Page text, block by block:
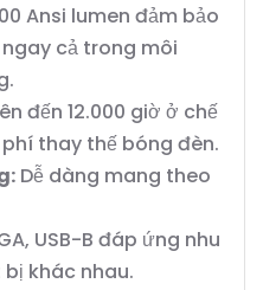
Ansi lumen đảm bảo
cả trong môi
đến 12.000 giờ ở chế
thay thế bóng đèn.
Dễ dàng mang theo
USB-B đáp ứng nhu
bị khác nhau.